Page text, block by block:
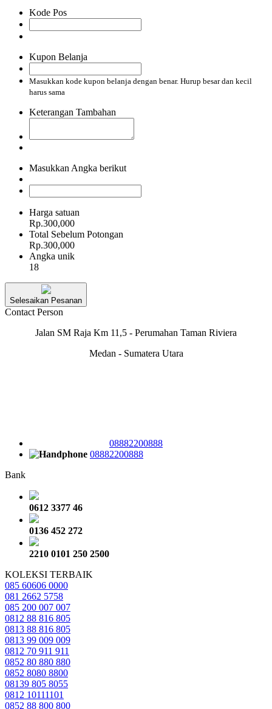
Kode Pos
Kupon Belanja
Masukkan kode kupon belanja dengan benar. Hurup besar dan kecil
harus sama
Keterangan Tambahan
Masukkan Angka berikut
Harga satuan
Rp.300,000
Total Sebelum Potongan
Rp.300,000
Angka unik
18
Selesaikan Pesanan
Contact Person
Jalan SM Raja Km 11,5 - Perumahan Taman Riviera
Medan - Sumatera Utara
08882200888
08882200888
Bank
0612 3377 46
0136 452 272
2210 0101 250 2500
KOLEKSI TERBAIK
085 60606 0000
081 2662 5758
085 200 007 007
0812 88 816 805
0813 88 816 805
0813 99 009 009
0812 70 911 911
0852 80 880 880
0852 8080 8800
08139 805 8055
0812 10111101
0852 88 800 800